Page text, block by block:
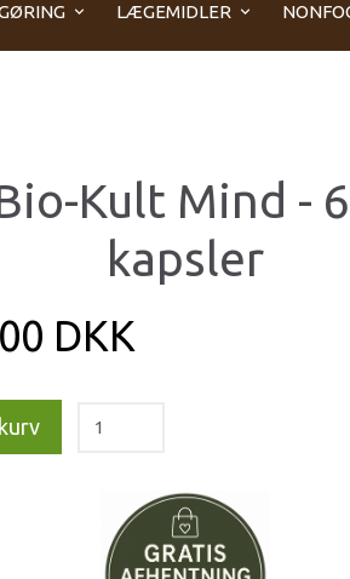
LÆGEMIDLER
Kult Mind -
kapsler
DKK